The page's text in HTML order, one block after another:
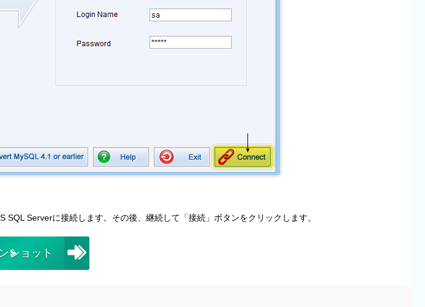
Serverに接続します。その後、継続して「接続」ボタンをクリックします。
ショット